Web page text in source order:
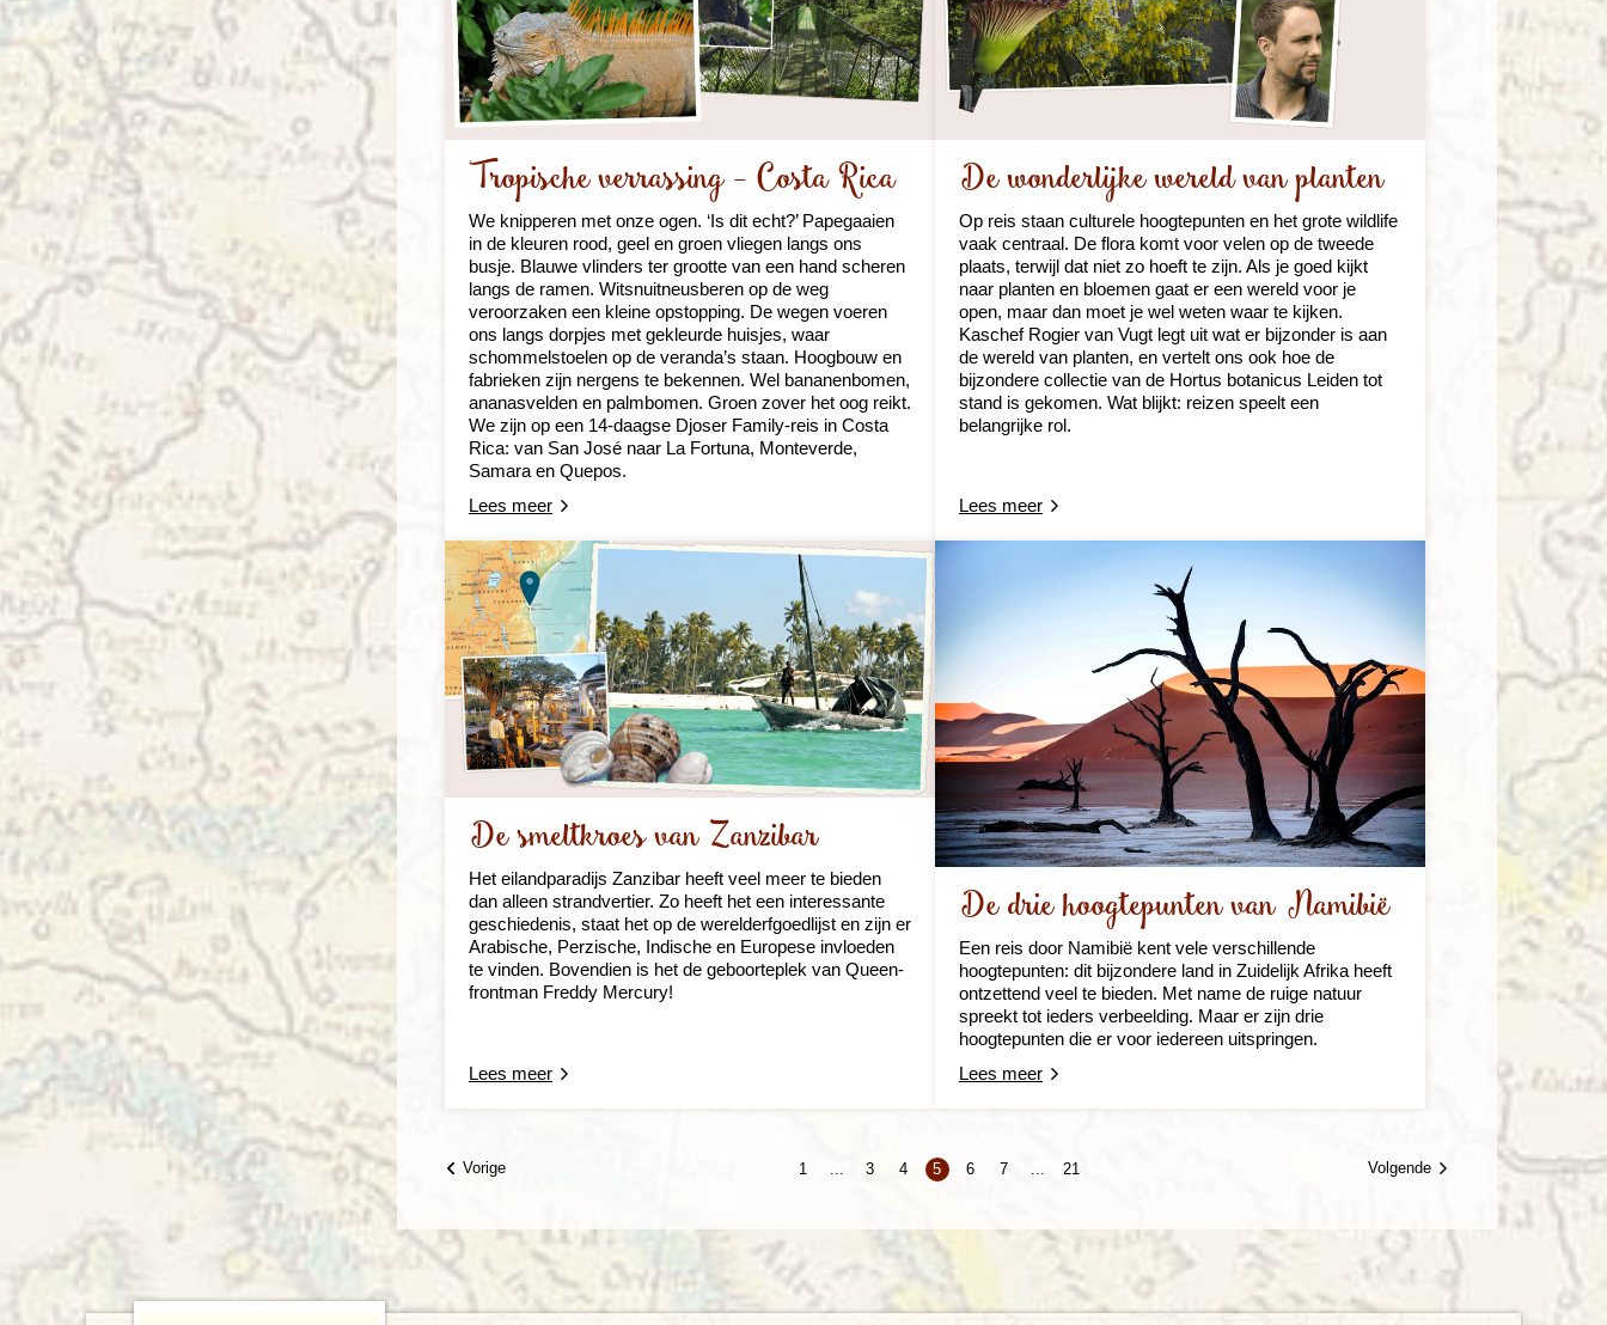
Tropische verrassing - Costa Rica
We knipperen met onze ogen. ‘Is dit echt?’ Papegaaien
in de kleuren rood, geel en groen vliegen langs ons
busje. Blauwe vlinders ter grootte van een hand scheren
langs de ramen. Witsnuitneusberen op de weg
veroorzaken een kleine opstopping. De wegen voeren
ons langs dorpjes met gekleurde huisjes, waar
schommelstoelen op de veranda’s staan. Hoogbouw en
fabrieken zijn nergens te bekennen. Wel bananenbomen,
ananasvelden en palmbomen. Groen zover het oog reikt.
We zijn op een 14-daagse Djoser Family-reis in Costa
Rica: van San José naar La Fortuna, Monteverde,
Samara en Quepos.
Lees meer
De wonderlijke wereld van planten
Op reis staan culturele hoogtepunten en het grote wildlife
vaak centraal. De flora komt voor velen op de tweede
plaats, terwijl dat niet zo hoeft te zijn. Als je goed kijkt
naar planten en bloemen gaat er een wereld voor je
open, maar dan moet je wel weten waar te kijken.
Kaschef Rogier van Vugt legt uit wat er bijzonder is aan
de wereld van planten, en vertelt ons ook hoe de
bijzondere collectie van de Hortus botanicus Leiden tot
stand is gekomen. Wat blijkt: reizen speelt een
belangrijke rol.
Lees meer
De smeltkroes van Zanzibar
Het eilandparadijs Zanzibar heeft veel meer te bieden
dan alleen strandvertier. Zo heeft het een interessante
geschiedenis, staat het op de werelderfgoedlijst en zijn er
Arabische, Perzische, Indische en Europese invloeden
te vinden. Bovendien is het de geboorteplek van Queen-
frontman Freddy Mercury!
Lees meer
De drie hoogtepunten van Namibië
Een reis door Namibië kent vele verschillende
hoogtepunten: dit bijzondere land in Zuidelijk Afrika heeft
ontzettend veel te bieden. Met name de ruige natuur
spreekt tot ieders verbeelding. Maar er zijn drie
hoogtepunten die er voor iedereen uitspringen.
Lees meer
Vorige 1 3 4 5 6 7 21 Volgende